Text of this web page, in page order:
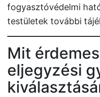
fogyasztóvédelmi
testületek további
Mit
eljegyzési